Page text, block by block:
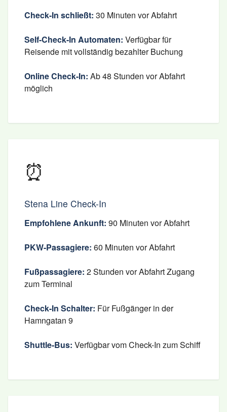
Check-In schließt: 30 Minuten vor Abfahrt
Self-Check-In Automaten: Verfügbar für
Reisende mit vollständig bezahlter Buchung
Online Check-In: Ab 48 Stunden vor Abfahrt
möglich
⏰
Stena Line Check-In
Empfohlene Ankunft: 90 Minuten vor Abfahrt
PKW-Passagiere: 60 Minuten vor Abfahrt
Fußpassagiere: 2 Stunden vor Abfahrt Zugang
zum Terminal
Check-In Schalter: Für Fußgänger in der
Hamngatan 9
Shuttle-Bus: Verfügbar vom Check-In zum Schiff